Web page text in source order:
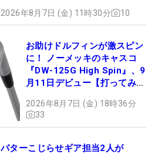
2026年8月7日 (金) 11時30分 10
お助けドルフィンが激スピン
に！ ノーメッキのキャスコ
『DW-125G High Spin』、9
月11日デビュー【打ってみ
2026年8月7日 (金) 18時36分
33
パターこじらせギア担当2人が